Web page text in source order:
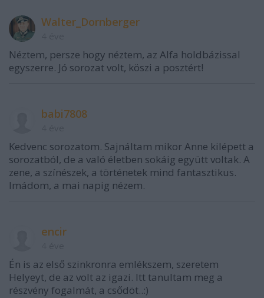
Walter_Dornberger
Néztem, persze hogy néztem, az Alfa holdbázissal
egyszerre. Jó sorozat volt, köszi a posztért!
babi7808
Kedvenc sorozatom. Sajnáltam mikor Anne kilépett a
sorozatból, de a való életben sokáig együtt voltak. A
zene, a színészek, a történetek mind fantasztikus.
Imádom, a mai napig nézem.
encir
Én is az első szinkronra emlékszem, szeretem
Helyeyt, de az volt az igazi. Itt tanultam meg a
részvény fogalmát, a csődöt..:)